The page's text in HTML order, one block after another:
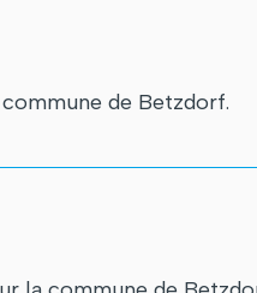
de Betzdorf.